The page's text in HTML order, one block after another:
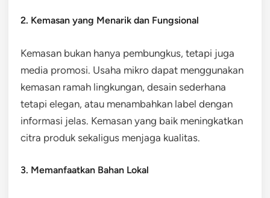
2. Kemasan yang Menarik dan Fungsional
Kemasan bukan hanya pembungkus, tetapi juga
media promosi. Usaha mikro dapat menggunakan
kemasan ramah lingkungan, desain sederhana
tetapi elegan, atau menambahkan label dengan
informasi jelas. Kemasan yang baik meningkatkan
citra produk sekaligus menjaga kualitas.
3. Memanfaatkan Bahan Lokal